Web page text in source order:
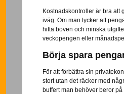
Kostnadskontroller är bra att
iväg. Om man tycker att
hitta boven och minska
veckopengen eller
Börja spara
För att förbättra sin
stort utan det räcker med
buffert man behöver beror